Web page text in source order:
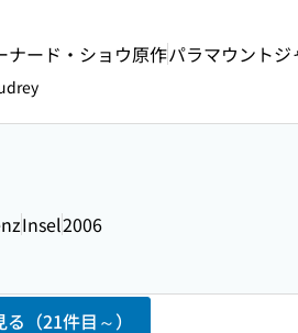
ナード・ショウ原作パラマウントジ
Insel2006
（21件目～）